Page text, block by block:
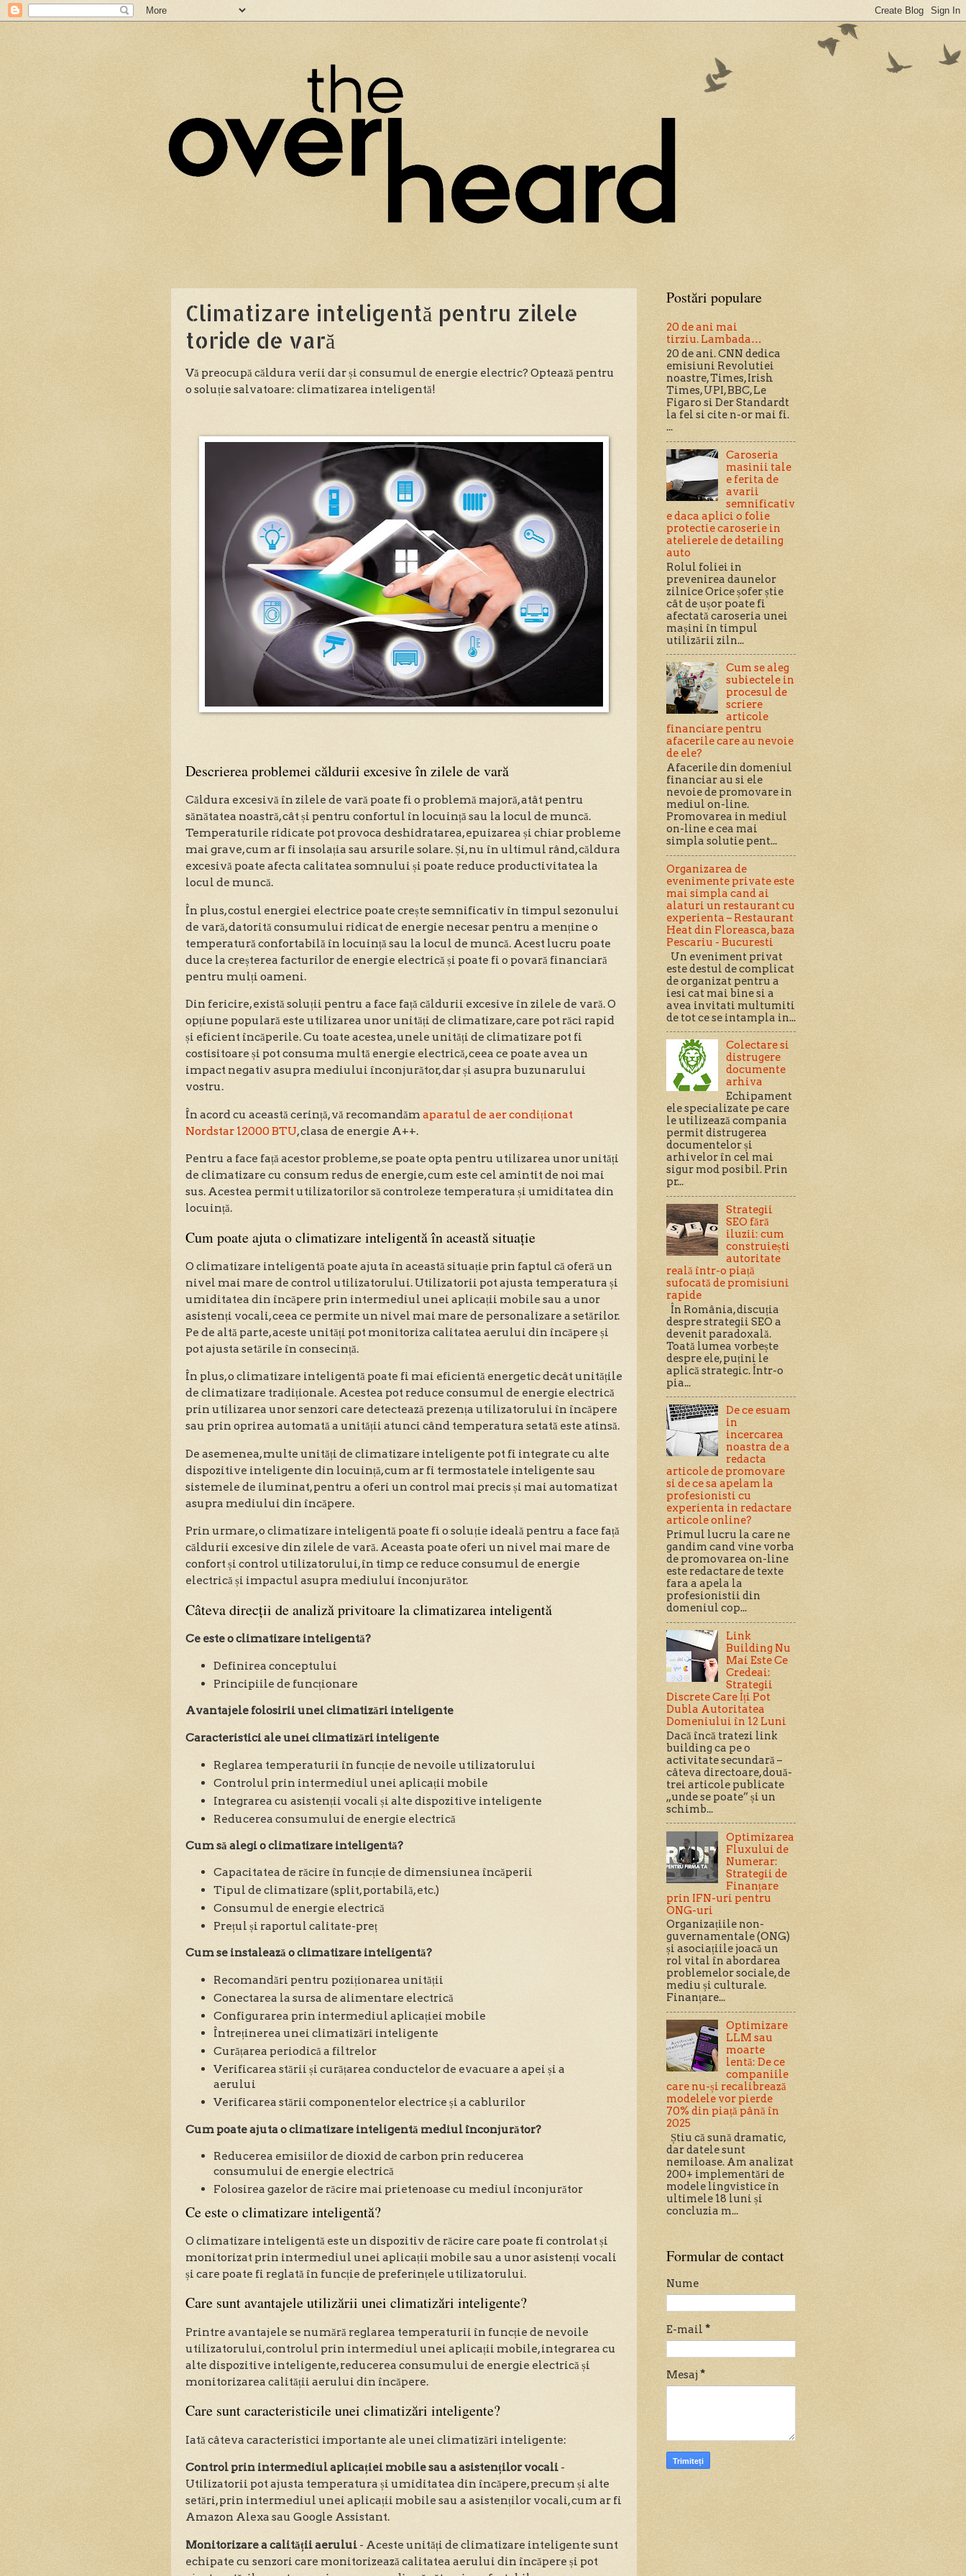
Climatizare inteligentă pentru zilele
toride de vară
Vă preocupă căldura verii dar și consumul de energie electric? Optează pentru
o soluție salvatoare: climatizarea inteligentă!
Descrierea problemei căldurii excesive în zilele de vară
Căldura excesivă în zilele de vară poate fi o problemă majoră, atât pentru
sănătatea noastră, cât și pentru confortul în locuință sau la locul de muncă.
Temperaturile ridicate pot provoca deshidratarea, epuizarea și chiar probleme
mai grave, cum ar fi insolația sau arsurile solare. Și, nu în ultimul rând, căldura
excesivă poate afecta calitatea somnului și poate reduce productivitatea la
locul de muncă.
În plus, costul energiei electrice poate crește semnificativ în timpul sezonului
de vară, datorită consumului ridicat de energie necesar pentru a menține o
temperatură confortabilă în locuință sau la locul de muncă. Acest lucru poate
duce la creșterea facturilor de energie electrică și poate fi o povară financiară
pentru mulți oameni.
Din fericire, există soluții pentru a face față căldurii excesive în zilele de vară. O
opțiune populară este utilizarea unor unități de climatizare, care pot răci rapid
și eficient încăperile. Cu toate acestea, unele unități de climatizare pot fi
costisitoare și pot consuma multă energie electrică, ceea ce poate avea un
impact negativ asupra mediului înconjurător, dar și asupra buzunarului
vostru.
În acord cu această cerință, vă recomandăm aparatul de aer condiționat
Nordstar 12000 BTU, clasa de energie A++.
Pentru a face față acestor probleme, se poate opta pentru utilizarea unor unități
de climatizare cu consum redus de energie, cum este cel amintit de noi mai
sus. Acestea permit utilizatorilor să controleze temperatura și umiditatea din
locuință.
Cum poate ajuta o climatizare inteligentă în această situație
O climatizare inteligentă poate ajuta în această situație prin faptul că oferă un
nivel mai mare de control utilizatorului. Utilizatorii pot ajusta temperatura și
umiditatea din încăpere prin intermediul unei aplicații mobile sau a unor
asistenți vocali, ceea ce permite un nivel mai mare de personalizare a setărilor.
Pe de altă parte, aceste unități pot monitoriza calitatea aerului din încăpere și
pot ajusta setările în consecință.
În plus, o climatizare inteligentă poate fi mai eficientă energetic decât unitățile
de climatizare tradiționale. Acestea pot reduce consumul de energie electrică
prin utilizarea unor senzori care detectează prezența utilizatorului în încăpere
sau prin oprirea automată a unității atunci când temperatura setată este atinsă.
De asemenea, multe unități de climatizare inteligente pot fi integrate cu alte
dispozitive inteligente din locuință, cum ar fi termostatele inteligente sau
sistemele de iluminat, pentru a oferi un control mai precis și mai automatizat
asupra mediului din încăpere.
Prin urmare, o climatizare inteligentă poate fi o soluție ideală pentru a face față
căldurii excesive din zilele de vară. Aceasta poate oferi un nivel mai mare de
confort și control utilizatorului, în timp ce reduce consumul de energie
electrică și impactul asupra mediului înconjurător.
Câteva direcții de analiză privitoare la climatizarea inteligentă
Ce este o climatizare inteligentă?
Definirea conceptului
Principiile de funcționare
Avantajele folosirii unei climatizări inteligente
Caracteristici ale unei climatizări inteligente
Reglarea temperaturii în funcție de nevoile utilizatorului
Controlul prin intermediul unei aplicații mobile
Integrarea cu asistenții vocali și alte dispozitive inteligente
Reducerea consumului de energie electrică
Cum să alegi o climatizare inteligentă?
Capacitatea de răcire în funcție de dimensiunea încăperii
Tipul de climatizare (split, portabilă, etc.)
Consumul de energie electrică
Prețul și raportul calitate-preț
Cum se instalează o climatizare inteligentă?
Recomandări pentru poziționarea unității
Conectarea la sursa de alimentare electrică
Configurarea prin intermediul aplicației mobile
Întreținerea unei climatizări inteligente
Curățarea periodică a filtrelor
Verificarea stării și curățarea conductelor de evacuare a apei și a
aerului
Verificarea stării componentelor electrice și a cablurilor
Cum poate ajuta o climatizare inteligentă mediul înconjurător?
Reducerea emisiilor de dioxid de carbon prin reducerea
consumului de energie electrică
Folosirea gazelor de răcire mai prietenoase cu mediul înconjurător
Ce este o climatizare inteligentă?
O climatizare inteligentă este un dispozitiv de răcire care poate fi controlat și
monitorizat prin intermediul unei aplicații mobile sau a unor asistenți vocali
și care poate fi reglată în funcție de preferințele utilizatorului.
Care sunt avantajele utilizării unei climatizări inteligente?
Printre avantajele se numără reglarea temperaturii în funcție de nevoile
utilizatorului, controlul prin intermediul unei aplicații mobile, integrarea cu
alte dispozitive inteligente, reducerea consumului de energie electrică și
monitorizarea calității aerului din încăpere.
Care sunt caracteristicile unei climatizări inteligente?
Iată câteva caracteristici importante ale unei climatizări inteligente:
Control prin intermediul aplicației mobile sau a asistenților vocali -
Utilizatorii pot ajusta temperatura și umiditatea din încăpere, precum și alte
setări, prin intermediul unei aplicații mobile sau a asistenților vocali, cum ar fi
Amazon Alexa sau Google Assistant.
Monitorizare a calității aerului - Aceste unități de climatizare inteligente sunt
echipate cu senzori care monitorizează calitatea aerului din încăpere și pot
Postări populare
20 de ani mai
tirziu. Lambada…
20 de ani. CNN dedica
emisiuni Revolutiei
noastre, Times, Irish
Times, UPI, BBC, Le
Figaro si Der Standardt
la fel si cite n-or mai fi.
...
Caroseria
masinii tale
e ferita de
avarii
semnificativ
e daca aplici o folie
protectie caroserie in
atelierele de detailing
auto
Rolul foliei in
prevenirea daunelor
zilnice Orice șofer știe
cât de ușor poate fi
afectată caroseria unei
mașini în timpul
utilizării ziln...
Cum se aleg
subiectele in
procesul de
scriere
articole
financiare pentru
afacerile care au nevoie
de ele?
Afacerile din domeniul
financiar au si ele
nevoie de promovare in
mediul on-line.
Promovarea in mediul
on-line e cea mai
simpla solutie pent...
Organizarea de
evenimente private este
mai simpla cand ai
alaturi un restaurant cu
experienta – Restaurant
Heat din Floreasca, baza
Pescariu - Bucuresti
Un eveniment privat
este destul de complicat
de organizat pentru a
iesi cat mai bine si a
avea invitati multumiti
de tot ce se intampla in...
Colectare si
distrugere
documente
arhiva
Echipament
ele specializate pe care
le utilizează compania
permit distrugerea
documentelor și
arhivelor în cel mai
sigur mod posibil. Prin
pr...
Strategii
SEO fără
iluzii: cum
construiești
autoritate
reală într-o piață
sufocată de promisiuni
rapide
În România, discuția
despre strategii SEO a
devenit paradoxală.
Toată lumea vorbește
despre ele, puțini le
aplică strategic. Într-o
pia...
De ce esuam
in
incercarea
noastra de a
redacta
articole de promovare
si de ce sa apelam la
profesionisti cu
experienta in redactare
articole online?
Primul lucru la care ne
gandim cand vine vorba
de promovarea on-line
este redactare de texte
fara a apela la
profesionistii din
domeniul cop...
Link
Building Nu
Mai Este Ce
Credeai:
Strategii
Discrete Care Îți Pot
Dubla Autoritatea
Domeniului în 12 Luni
Dacă încă tratezi link
building ca pe o
activitate secundară –
câteva directoare, două-
trei articole publicate
„unde se poate” și un
schimb...
Optimizarea
Fluxului de
Numerar:
Strategii de
Finanțare
prin IFN-uri pentru
ONG-uri
Organizațiile non-
guvernamentale (ONG)
și asociațiile joacă un
rol vital în abordarea
problemelor sociale, de
mediu și culturale.
Finanțare...
Optimizare
LLM sau
moarte
lentă: De ce
companiile
care nu-și recalibrează
modelele vor pierde
70% din piață până în
2025
Știu că sună dramatic,
dar datele sunt
nemiloase. Am analizat
200+ implementări de
modele lingvistice în
ultimele 18 luni și
concluzia m...
Formular de contact
Nume
E-mail *
Mesaj*